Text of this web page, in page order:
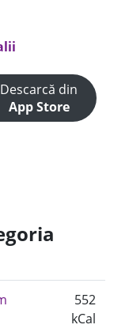
Descarcă din
App Store
552
kCal